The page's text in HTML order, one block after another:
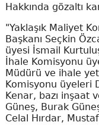
Hakkında gözaltı
"Yaklaşık Maliyet
Başkanı Seçkin
üyesi İsmail
İhale Komisyonu
Müdürü ve ihale
Komisyonu üyeleri
Kenar, bazı inşaat
Güneş, Burak
Celal Hırdar,